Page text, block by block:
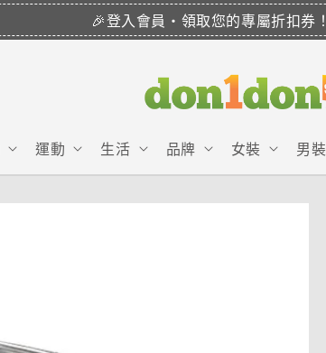
🎉登入會員・領取您的專屬折扣券！
運動 生活 品牌 女裝 男裝